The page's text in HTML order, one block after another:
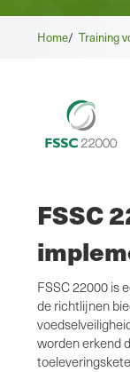
Home/ Training
FSSC
FSSC 22000 is
de richtlijnen
worden erkend